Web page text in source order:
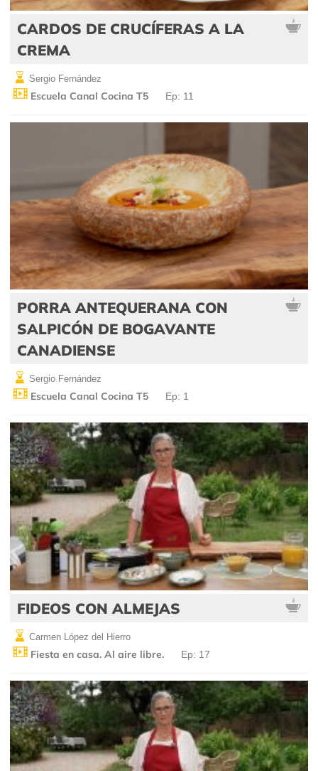
CARDOS DE CRUCÍFERAS A LA
CREMA
Sergio Fernández
Escuela Canal Cocina T5 Ep: 11
PORRA ANTEQUERANA CON
SALPICÓN DE BOGAVANTE
CANADIENSE
Sergio Fernández
Escuela Canal Cocina T5 Ep: 1
FIDEOS CON ALMEJAS
Carmen López del Hierro
Fiesta en casa. Al aire libre. Ep: 17